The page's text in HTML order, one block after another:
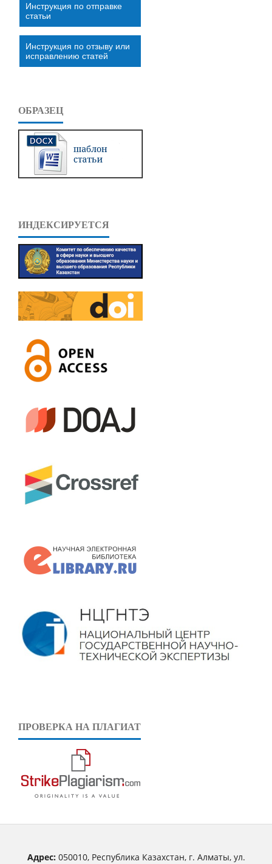
Инструкция по отправке
статьи
Инструкция по отзыву или
исправлению статей
ОБРАЗЕЦ
ИНДЕКСИРУЕТСЯ
ПРОВЕРКА НА ПЛАГИАТ
Адрес:050010, Республика Казахстан, г. Алматы, ул.